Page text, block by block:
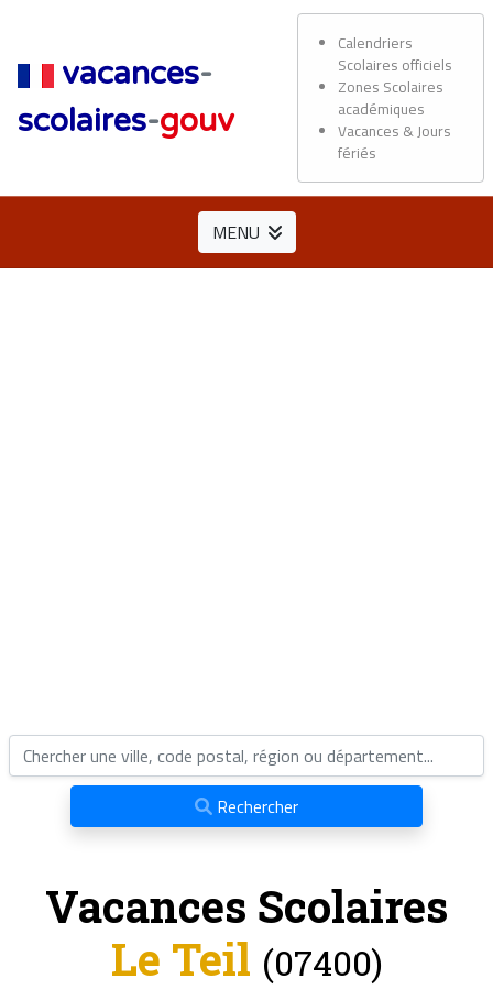
vacances-
scolaires-gouv
Calendriers
Scolaires officiels
Zones Scolaires
académiques
Vacances & Jours
fériés
MENU
Rechercher
Vacances Scolaires
Le Teil (07400)